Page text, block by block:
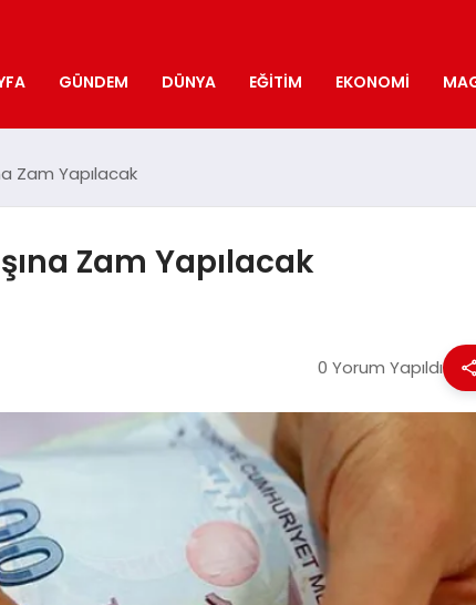
GÜNDEM DÜNYA EĞITIM EKONOMI
Zam Yapılacak
Zam Yapılacak
0 Yorum Yapıldı